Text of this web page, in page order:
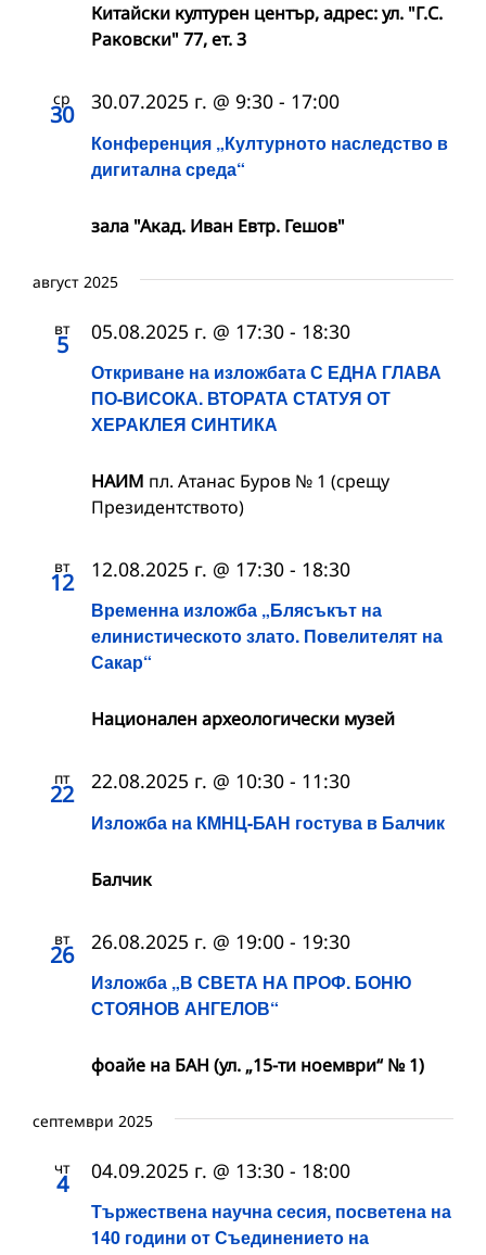
Китайски културен център, адрес: ул. "Г.С.
Раковски" 77, ет. 3
ср
30
Конференция „Културното наследство в
дигитална среда“
30.07.2025 г. @ 9:30 - 17:00
зала "Акад. Иван Евтр. Гешов"
август 2025
вт
5
Откриване на изложбата С ЕДНА ГЛАВА
ПО-ВИСОКА. ВТОРАТА СТАТУЯ ОТ
ХЕРАКЛЕЯ СИНТИКА
05.08.2025 г. @ 17:30 - 18:30
НАИМ пл. Атанас Буров № 1 (срещу
Президентството)
вт
12
Временна изложба „Блясъкът на
елинистическото злато. Повелителят на
Сакар“
12.08.2025 г. @ 17:30 - 18:30
Национален археологически музей
пт
22
Изложба на КМНЦ-БАН гостува в Балчик
22.08.2025 г. @ 10:30 - 11:30
Балчик
вт
26
Изложба „В СВЕТА НА ПРОФ. БОНЮ
СТОЯНОВ АНГЕЛОВ“
26.08.2025 г. @ 19:00 - 19:30
фоайе на БАН (ул. „15-ти ноември“ № 1)
септември 2025
чт
4
Тържествена научна сесия, посветена на
140 години от Съединението на
04.09.2025 г. @ 13:30 - 18:00